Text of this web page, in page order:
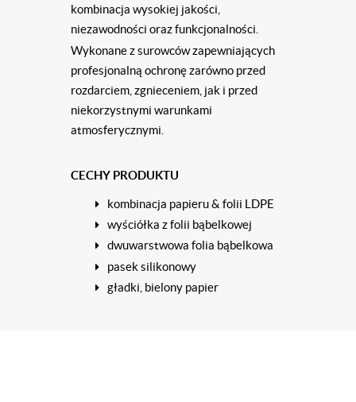
kombinacja wysokiej jakości,
niezawodności oraz funkcjonalności.
Wykonane z surowców zapewniających
profesjonalną ochronę zarówno przed
rozdarciem, zgnieceniem, jak i przed
niekorzystnymi warunkami
atmosferycznymi.
CECHY PRODUKTU
kombinacja papieru & folii LDPE
wyściółka z folii bąbelkowej
dwuwarstwowa folia bąbelkowa
pasek silikonowy
gładki, bielony papier